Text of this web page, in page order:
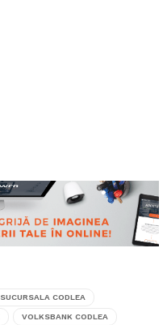
SUCURSALA CODLEA
VOLKSBANK CODLEA